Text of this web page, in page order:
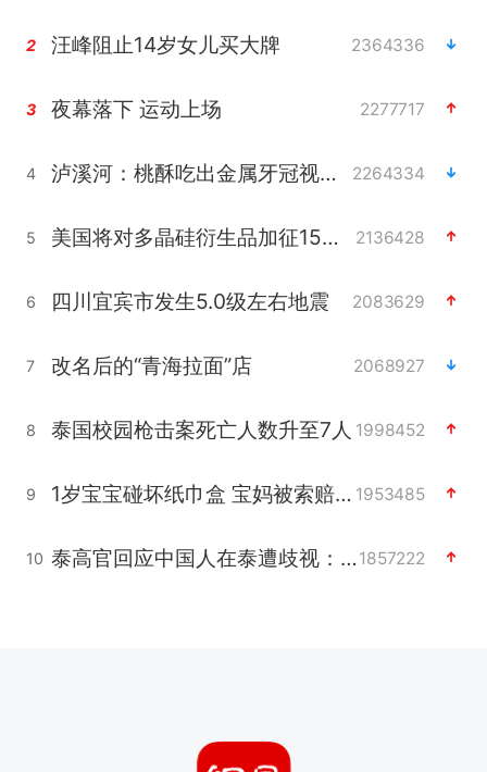
2 汪峰阻止14岁女儿买大牌 2364336
3 夜幕落下 运动上场 2277717
4 泸溪河：桃酥吃出金属牙冠视频不实 2264334
5 美国将对多晶硅衍生品加征15%关税 2136428
6 四川宜宾市发生5.0级左右地震 2083629
7 改名后的“青海拉面”店 2068927
8 泰国校园枪击案死亡人数升至7人 1998452
9 1岁宝宝碰坏纸巾盒 宝妈被索赔924元 1953485
10 泰高官回应中国人在泰遭歧视：全面调查1857222